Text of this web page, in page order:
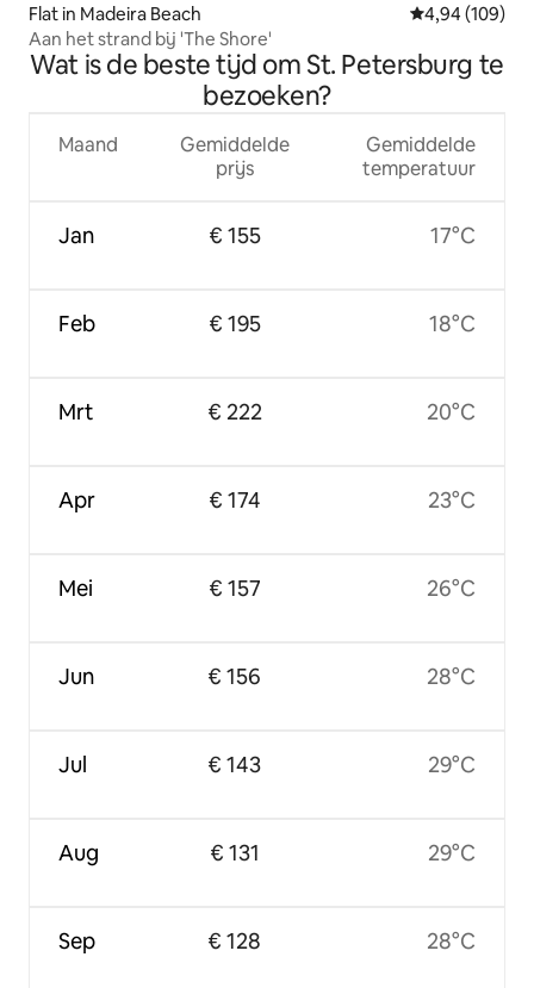
Flat in Madeira Beach Gemiddelde
4,94 (109)
Aan het strand bij 'The Shore'
Wat is de beste tijd om St. Petersburg te
bezoeken?
Maand
Jan
Feb
Mrt
Apr
Mei
Jun
Jul
Aug
Sep
Gemiddelde
prijs
€ 155
€ 195
€ 222
€ 174
€ 157
€ 156
€ 143
€ 131
€ 128
Gemiddelde
temperatuur
17°C
18°C
20°C
23°C
26°C
28°C
29°C
29°C
28°C